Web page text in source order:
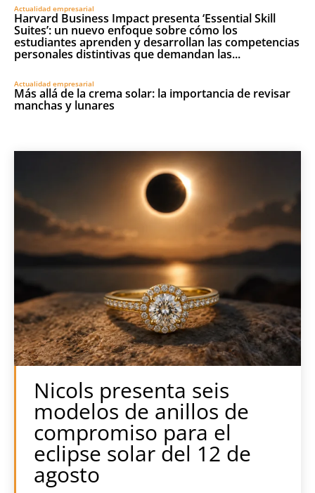
Actualidad empresarial
Harvard Business Impact presenta ‘Essential Skill
Suites’: un nuevo enfoque sobre cómo los
estudiantes aprenden y desarrollan las competencias
personales distintivas que demandan las...
Actualidad empresarial
Más allá de la crema solar: la importancia de revisar
manchas y lunares
Nicols presenta seis
modelos de anillos de
compromiso para el
eclipse solar del 12 de
agosto